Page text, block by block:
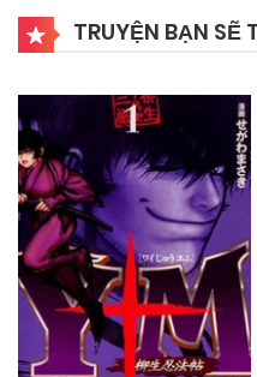
TRUYỆN BẠN SẼ